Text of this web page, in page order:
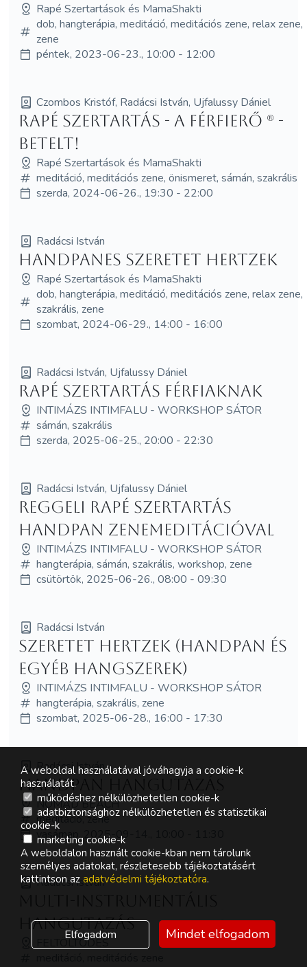
Rapé Szertartások és MamaShakti
dob, hangterápia, meditáció, meditációs zene, relax zene,
zene
péntek, 2023-06-23., 10:00 - 12:00
Czombos Kristóf, Radácsi István, Ujfalussy Dániel
Rapé Szertartás - A Férfierő (R) -
BETELT!
Rapé Szertartások és MamaShakti
meditáció, meditációs zene, önismeret, sámán, szakrális
szerda, 2024-06-26., 19:30 - 22:00
Radácsi István
Handpanes Szeretet Hertzek
Rapé Szertartások és MamaShakti
dob, hangterápia, meditáció, meditációs zene, relax zene,
szakrális, zene
szombat, 2024-06-29., 14:00 - 16:00
Radácsi István, Ujfalussy Dániel
Rapé Szertartás Férfiaknak
INTIMÁZS INTIMFALU - WORKSHOP SÁTOR
sámán, szakrális
szerda, 2025-06-25., 20:00 - 22:30
Radácsi István, Ujfalussy Dániel
Reggeli Rapé Szertartás
Handpan zenemeditációval
INTIMÁZS INTIMFALU - WORKSHOP SÁTOR
hangterápia, sámán, szakrális, workshop, zene
csütörtök, 2025-06-26., 08:00 - 09:30
Radácsi István
Szeretet Hertzek (Handpan és
egyéb hangszerek)
INTIMÁZS INTIMFALU - WORKSHOP SÁTOR
hangterápia, szakrális, zene
szombat, 2025-06-28., 16:00 - 17:30
Radácsi István
Handpan hangutazás
NOMAD BEACH
meditáció, zene
vasárnap, 2025-09-14., 10:00 - 11:30
Radácsi István
hangutazás
FELTÖLTŐDÉS
A weboldal használatával jóváhagyja a cookie-k
használatát.
működéshez nélkülözhetetlen cookie-k
adatbiztonsághoz nélkülözhetetlen és statisztikai
cookie-k
marketing cookie-k
A weboldalon használt cookie-kban nem tárolunk
személyes adatokat, részletesebb tájékoztatásért
kattintson az adatvédelmi tájékoztatóra.
Elfogadom Mindet elfogadom